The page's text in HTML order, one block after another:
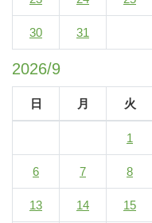
30
31
2026/9
日 月 火
1
6
7 8
13
14 15